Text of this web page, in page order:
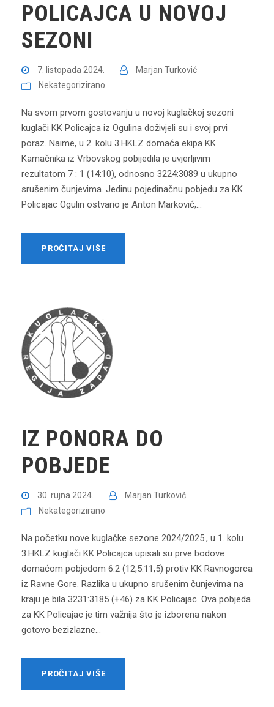
POLICAJCA U NOVOJ
SEZONI
7. listopada 2024.
Marjan Turković
Nekategorizirano
Na svom prvom gostovanju u novoj kuglačkoj sezoni
kuglači KK Policajca iz Ogulina doživjeli su i svoj prvi
poraz. Naime, u 2. kolu 3.HKLZ domaća ekipa KK
Kamačnika iz Vrbovskog pobijedila je uvjerljivim
rezultatom 7 : 1 (14:10), odnosno 3224:3089 u ukupno
srušenim čunjevima. Jedinu pojedinačnu pobjedu za KK
Policajac Ogulin ostvario je Anton Marković,...
PROČITAJ VIŠE
IZ PONORA DO
POBJEDE
30. rujna 2024.
Marjan Turković
Nekategorizirano
Na početku nove kuglačke sezone 2024/2025., u 1. kolu
3.HKLZ kuglači KK Policajca upisali su prve bodove
domaćom pobjedom 6:2 (12,5:11,5) protiv KK Ravnogorca
iz Ravne Gore. Razlika u ukupno srušenim čunjevima na
kraju je bila 3231:3185 (+46) za KK Policajac. Ova pobjeda
za KK Policajac je tim važnija što je izborena nakon
gotovo bezizlazne...
PROČITAJ VIŠE